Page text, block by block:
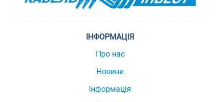
ІНФОРМАЦІЯ
Про нас
Новини
Інформація